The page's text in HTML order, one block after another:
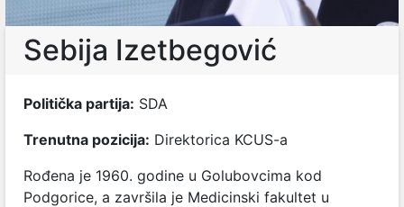
Sebija Izetbegović
Politička partija: SDA
Trenutna pozicija: Direktorica KCUS-a
Rođena je 1960. godine u Golubovcima kod
Podgorice, a završila je Medicinski fakultet u